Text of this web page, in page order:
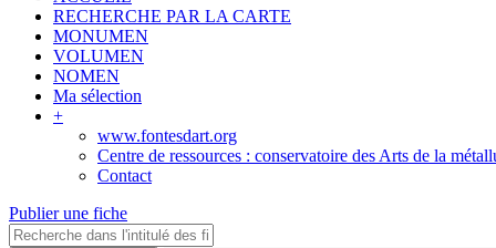
RECHERCHE PAR LA CARTE
MONUMEN
VOLUMEN
NOMEN
Ma sélection
+
www.fontesdart.org
Centre de ressources : conservatoire des Arts de la
Contact
Publier une fiche